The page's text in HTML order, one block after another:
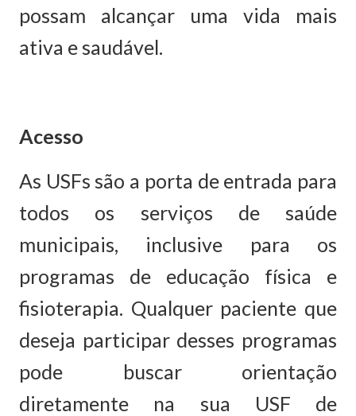
possam alcançar uma vida mais
ativa e saudável.
Acesso
As USFs são a porta de entrada para
todos os serviços de saúde
municipais, inclusive para os
programas de educação física e
fisioterapia. Qualquer paciente que
deseja participar desses programas
pode buscar orientação
diretamente na sua USF de